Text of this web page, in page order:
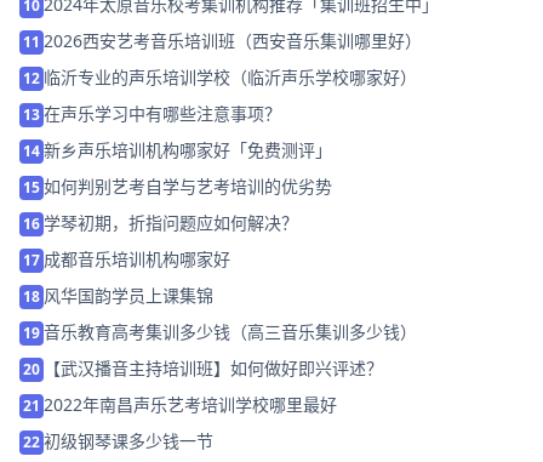
10
11 2026西安艺考音乐培训班（西安音乐集训哪里好）
12 临沂专业的声乐培训学校（临沂声乐学校哪家好）
13在声乐学习中有哪些注意事项？
14新乡声乐培训机构哪家好「免费测评」
15如何判别艺考自学与艺考培训的优劣势
16学琴初期，折指问题应如何解决？
17 成都音乐培训机构哪家好
18 风华国韵学员上课集锦
19音乐教育高考集训多少钱（高三音乐集训多少钱）
20 【武汉播音主持培训班】如何做好即兴评述？
21 2022年南昌声乐艺考培训学校哪里最好
22初级钢琴课多少钱一节